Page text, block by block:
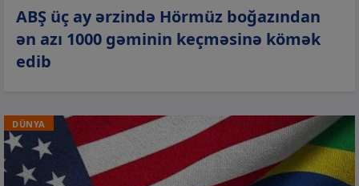
ABŞ üç ay ərzində Hörmüz boğazından
ən azı 1000 gəminin keçməsinə kömək
edib
DÜNYA